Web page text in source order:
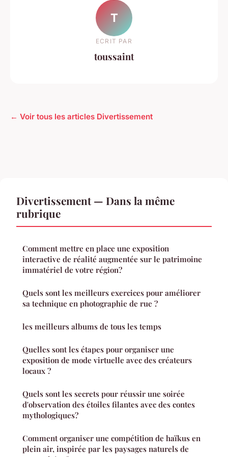
T
ECRIT PAR
toussaint
← Voir tous les articles Divertissement
Divertissement — Dans la même
rubrique
Comment mettre en place une exposition
interactive de réalité augmentée sur le patrimoine
immatériel de votre région?
Quels sont les meilleurs exercices pour améliorer
sa technique en photographie de rue ?
les meilleurs albums de tous les temps
Quelles sont les étapes pour organiser une
exposition de mode virtuelle avec des créateurs
locaux ?
Quels sont les secrets pour réussir une soirée
d'observation des étoiles filantes avec des contes
mythologiques?
Comment organiser une compétition de haïkus en
plein air, inspirée par les paysages naturels de